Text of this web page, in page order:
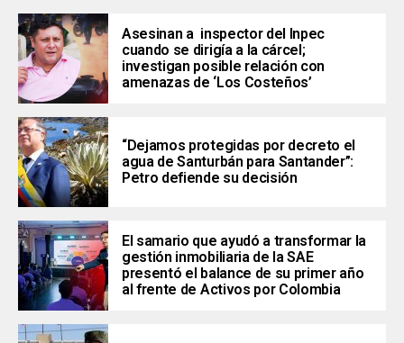
Asesinan a inspector del Inpec
cuando se dirigía a la cárcel;
investigan posible relación con
amenazas de ‘Los Costeños’
“Dejamos protegidas por decreto el
agua de Santurbán para Santander”:
Petro defiende su decisión
El samario que ayudó a transformar la
gestión inmobiliaria de la SAE
presentó el balance de su primer año
al frente de Activos por Colombia